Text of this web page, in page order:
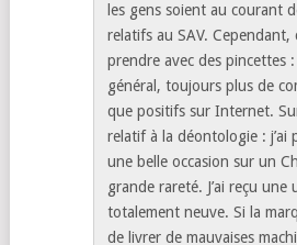
les gens soient au courant
relatifs au SAV. Cependant,
prendre avec des pincettes
général, toujours plus de
que positifs sur Internet.
relatif à la déontologie : j’ai
une belle occasion sur un
grande rareté. J’ai reçu une
totalement neuve. Si la
de livrer de mauvaises